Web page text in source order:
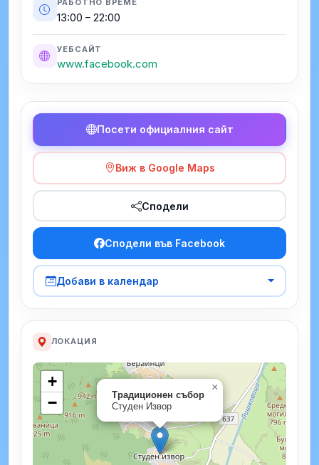
РАБОТНО ВРЕМЕ
13:00 – 22:00
УЕБСАЙТ
www.facebook.com
Посети официалния сайт
Виж в Google Maps
Сподели
Сподели във Facebook
Добави в календар
ЛОКАЦИЯ
Традиционен събор
Студен Извор
×
+
−